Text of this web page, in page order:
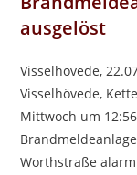
ausgelöst
Visselhövede,
Visselhövede,
Mittwoch um
Worthstraße